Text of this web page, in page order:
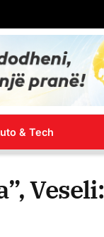
& Tech
Veseli: